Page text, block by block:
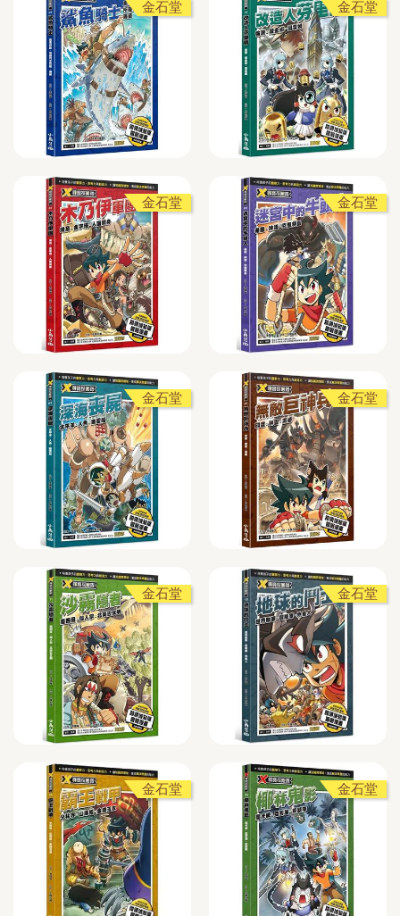
金石堂 金石堂
金石堂 金石堂
金石堂 金石堂
金石堂 金石堂
金石堂 金石堂